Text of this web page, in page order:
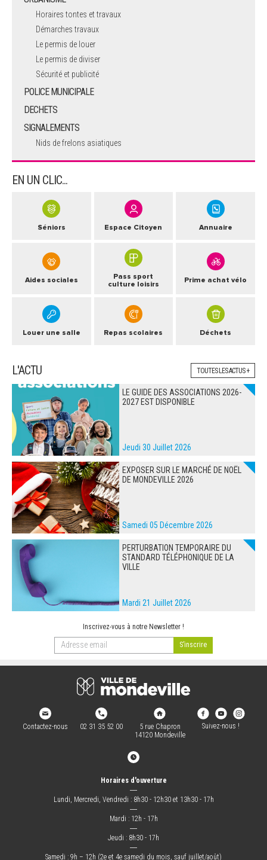
Horaires tontes et travaux
Démarches travaux
Le permis de louer
Le permis de diviser
Sécurité et publicité
POLICE MUNICIPALE
DECHETS
SIGNALEMENTS
Nids de frelons asiatiques
EN UN CLIC...
Séniors Espace Citoyen Annuaire
Aides sociales
Pass sport
culture loisirs
Prime achat vélo
Louer une salle Repas scolaires Déchets
L'ACTU TOUTES LES ACTUS +
LE GUIDE DES ASSOCIATIONS 2026-
2027 EST DISPONIBLE
Jeudi 30 Juillet 2026
EXPOSER SUR LE MARCHÉ DE NOËL
DE MONDEVILLE 2026
Samedi 05 Décembre 2026
PERTURBATION TEMPORAIRE DU
STANDARD TÉLÉPHONIQUE DE LA
VILLE
Mardi 21 Juillet 2026
Inscrivez-vous à notre Newsletter !
Contactez-nous 02 31 35 52 00
5 rue Chapron
14120 Mondeville
Suivez-nous !
Horaires d'ouverture
―
Lundi, Mercredi, Vendredi : 8h30 - 12h30 et 13h30 - 17h
―
Mardi : 12h - 17h
―
Jeudi : 8h30 - 17h
―
Samedi : 9h – 12h (2e et 4e samedi du mois, sauf juillet/août)